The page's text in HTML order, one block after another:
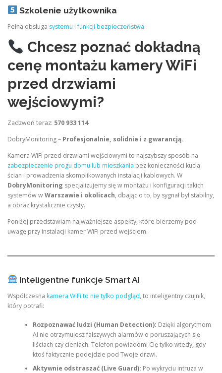
Szkolenie użytkownika
Pełna obsługa systemu i funkcji bezpieczeństwa.
Chcesz poznać dokładną
cenę montażu kamery WiFi
przed drzwiami
wejściowymi?
Zadzwoń teraz: 570 933 114
DobryMonitoring – Profesjonalnie, solidnie i z gwarancją.
Kamera WiFi przed drzwiami wejściowymi to najszybszy sposób na
zabezpieczenie progu domu lub mieszkania bez konieczności kucia
ścian i prowadzenia skomplikowanych instalacji kablowych. W
DobryMonitoring specjalizujemy się w montażu i konfiguracji takich
systemów wWarszawie i okolicach, dbając o to, by sygnał był stabilny,
a obraz krystalicznie czysty.
Poniżej przedstawiam najważniejsze aspekty, które bierzemy pod
uwagę przy instalacji kamer WiFi przed wejściem.
Inteligentne funkcje Smart AI
Współczesna kamera WiFi to nie tylko podgląd, to inteligentny czujnik,
który potrafi:
Rozpoznawać ludzi (Human Detection): Dzięki algorytmom
AI nie otrzymujesz fałszywych alarmów o poruszających się
liściach czy cieniach. Telefon powiadomi Cię tylko wtedy, gdy
ktoś faktycznie podejdzie pod Twoje drzwi.
Aktywnie odstraszać (Live Guard): Po wykryciu intruza w